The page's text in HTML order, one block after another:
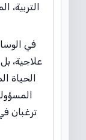
التربية،
في
علاجية،
الحياة
ترغبان